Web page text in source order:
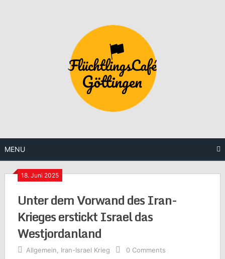
MENU
18. Juni 2025
Unter dem Vorwand des Iran-
Krieges erstickt Israel das
Westjordanland
Allgemein Iran-Israel Krieg 0 Comments